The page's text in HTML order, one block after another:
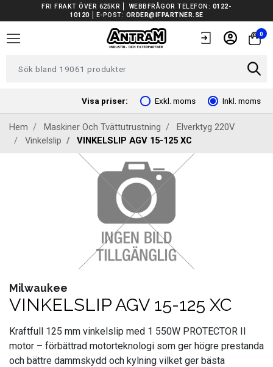
FRI FRAKT ÖVER 625KR WEBBFRÅGOR TELEFON: 0122-
10120
E-POST: ORDER@IFPARTNER.SE
0
Visa priser: Exkl. moms Inkl. moms
TRUCKAR I LAGER
TUNGA FORDON UNIVERSAL
FORDONSVERKTYG EV
ARBETSPLATSUTRUSTNING
FORDONSVERKTYG SPECIFIKA
FORDONSVERKTYG UNIVERSAL
GÖR-DET-SJÄLV PRODUKTER
Hem Maskiner Och Tvättutrustning
Elverktyg 220V
Vinkelslip
VINKELSLIP AGV 15-125 XC
Milwaukee
VINKELSLIP AGV 15-125 XC
Kraftfull 125 mm vinkelslip med 1 550W PROTECTOR II
motor – förbättrad motorteknologi som ger högre prestanda
och bättre dammskydd och kylning vilket ger bästa